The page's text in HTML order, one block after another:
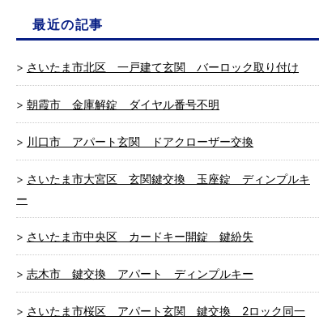
最近の記事
さいたま市北区 一戸建て玄関 バーロック取り付け
朝霞市 金庫解錠 ダイヤル番号不明
川口市 アパート玄関 ドアクローザー交換
さいたま市大宮区 玄関鍵交換 玉座錠 ディンプルキ
ー
さいたま市中央区 カードキー開錠 鍵紛失
志木市 鍵交換 アパート ディンプルキー
さいたま市桜区 アパート玄関 鍵交換 2ロック同一